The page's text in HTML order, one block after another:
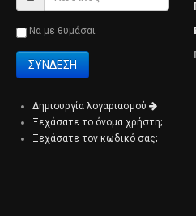
Να με θυμάσαι
Δημιουργία λογαριασμού
Ξεχάσατε το όνομα χρήστη;
Ξεχάσατε τον κωδικό σας;